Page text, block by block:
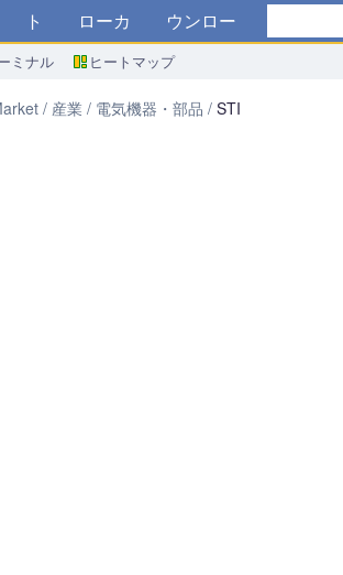
ストア ブローカー ダウンロード
ミナル ヒートマップ
産業 電気機器・部品 STI